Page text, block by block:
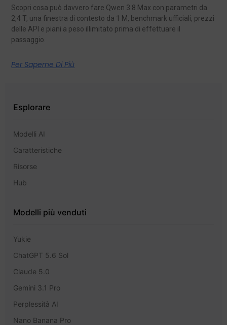
Scopri cosa può davvero fare Qwen 3.8 Max con parametri da
2,4 T, una finestra di contesto da 1 M, benchmark ufficiali, prezzi
delle API e piani a peso illimitato prima di effettuare il
passaggio.
Per Saperne Di Più
Esplorare
Modelli AI
Caratteristiche
Risorse
Hub
Modelli più venduti
Yukie
ChatGPT 5.6 Sol
Claude 5.0
Gemini 3.1 Pro
Perplessità AI
Nano Banana Pro